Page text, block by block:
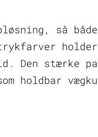
så
Den stærke
holdbar